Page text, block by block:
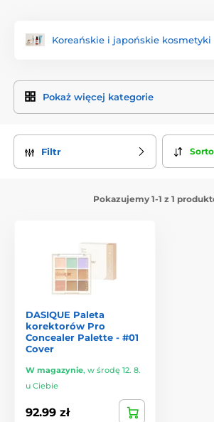
Koreańskie i japońskie kosmetyki
Pokaż więcej kategorie
Filtr
Pokazujemy 1-1 z 1
DASIQUE Paleta
korektorów Pro
Concealer Palette - #01
Cover
W magazynie, w środę 12. 8.
u Ciebie
92.99 zł